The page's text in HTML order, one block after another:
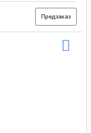
Предзаказ